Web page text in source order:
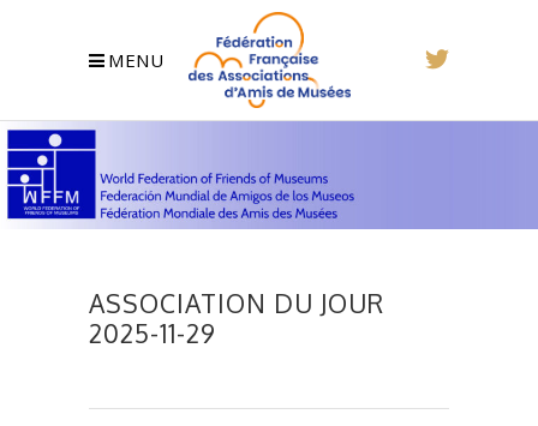
MENU
ASSOCIATION DU JOUR
2025-11-29